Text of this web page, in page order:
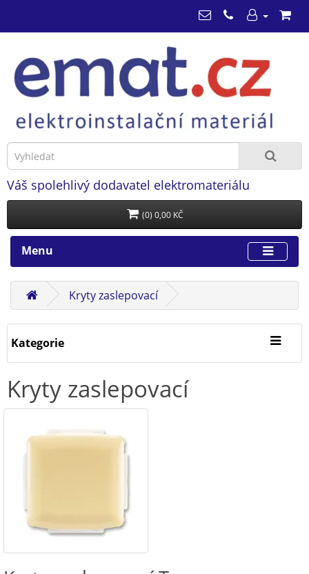
Váš spolehlivý dodavatel elektromateriálu
(0) 0,00 KČ
Menu
Kryty zaslepovací
Kategorie
Kryty zaslepovací